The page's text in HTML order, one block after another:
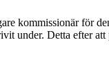
kommissionär för
under. Detta efter